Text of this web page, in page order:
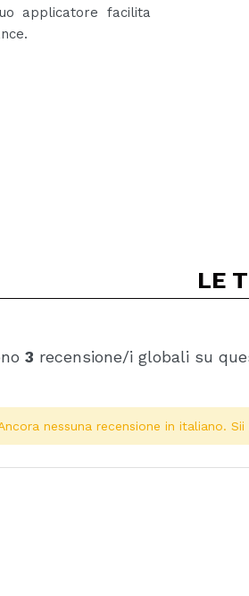
applicatore facilita
LE
3 recensione/i globali su
nessuna recensione in italiano.